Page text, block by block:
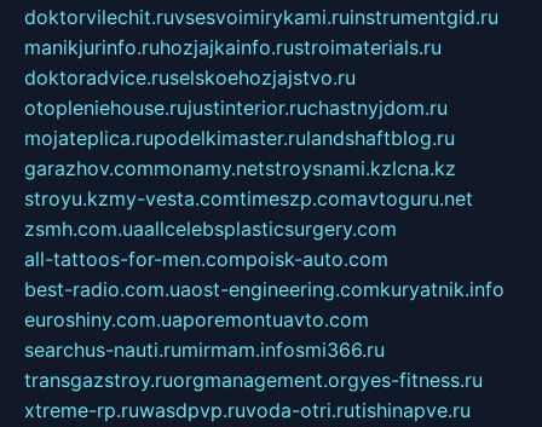
doktorvilechit.ruvsesvoimirykami.ruinstrumentgid.ru
manikjurinfo.ruhozjajkainfo.rustroimaterials.ru
doktoradvice.ruselskoehozjajstvo.ru
otopleniehouse.rujustinterior.ruchastnyjdom.ru
mojateplica.rupodelkimaster.rulandshaftblog.ru
garazhov.commonamy.netstroysnami.kzlcna.kz
stroyu.kzmy-vesta.comtimeszp.comavtoguru.net
zsmh.com.uaallcelebsplasticsurgery.com
all-tattoos-for-men.compoisk-auto.com
best-radio.com.uaost-engineering.comkuryatnik.info
euroshiny.com.uaporemontuavto.com
searchus-nauti.rumirmam.infosmi366.ru
transgazstroy.ruorgmanagement.orgyes-fitness.ru
xtreme-rp.ruwasdpvp.ruvoda-otri.rutishinapve.ru